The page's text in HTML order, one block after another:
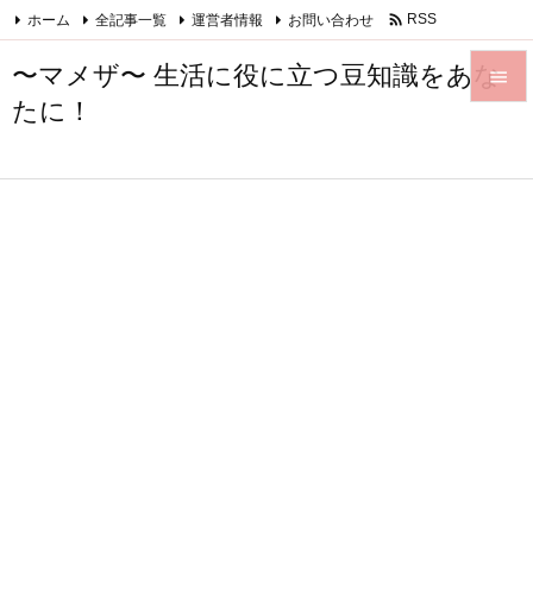
〜マメザ〜 生活に役に立つ豆知識をあな
たに！


ホーム 全記事一覧 運営者情報 お問い合わせ  RSS